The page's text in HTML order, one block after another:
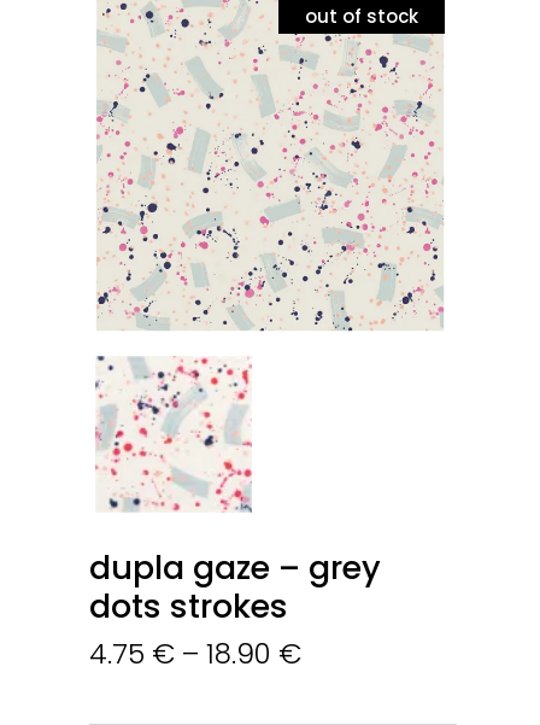
out of stock
dupla gaze – grey
dots strokes
4.75 € – 18.90 €